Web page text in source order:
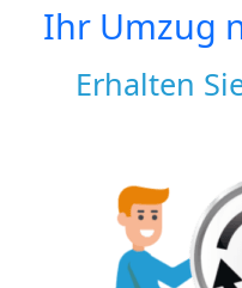
Ihr Umzug
Erhalten